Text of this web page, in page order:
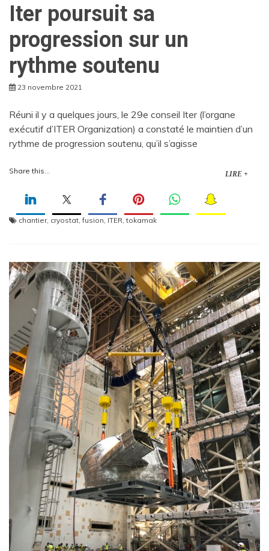
Iter poursuit sa
progression sur un
rythme soutenu
23 novembre 2021
Réuni il y a quelques jours, le 29e conseil Iter (l’organe
exécutif d’ITER Organization) a constaté le maintien d’un
rythme de progression soutenu, qu’il s’agisse
Share this... LIRE +
chantier, cryostat ,fusion ITER ,tokamak